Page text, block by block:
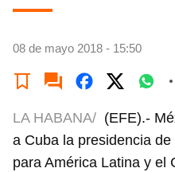
08 de mayo 2018 - 15:50
LA HABANA/ (EFE).-
a Cuba la presidencia
para América Latina y el